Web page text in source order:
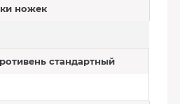
ножек
стандартный